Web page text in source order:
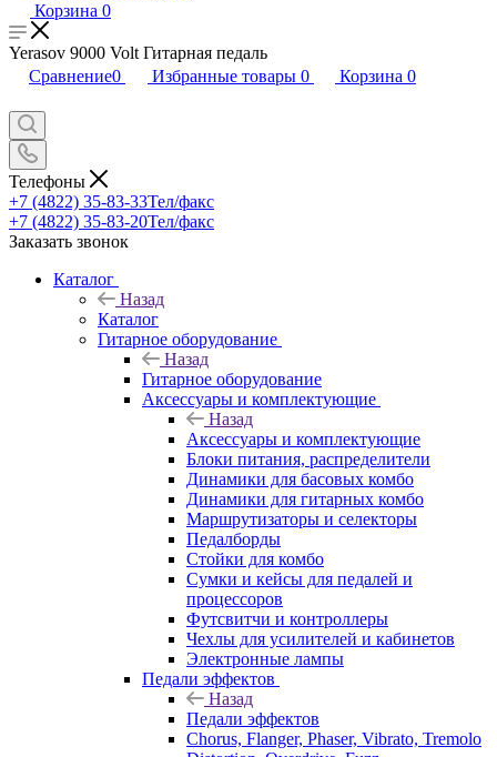
Корзина 0
Yerasov 9000 Volt Гитарная педаль
Сравнение0 Избранные товары 0 Корзина 0
Телефоны
+7 (4822) 35-83-33Тел/факс
+7 (4822) 35-83-20Тел/факс
Заказать звонок
Каталог
Назад
Каталог
Гитарное оборудование
Назад
Гитарное оборудование
Аксессуары и комплектующие
Назад
Аксессуары и комплектующие
Блоки питания, распределители
Динамики для басовых комбо
Динамики для гитарных комбо
Маршрутизаторы и селекторы
Педалборды
Стойки для комбо
Сумки и кейсы для педалей и
процессоров
Футсвитчи и контроллеры
Чехлы для усилителей и кабинетов
Электронные лампы
Педали эффектов
Назад
Педали эффектов
Chorus, Flanger, Phaser, Vibrato, Tremolo